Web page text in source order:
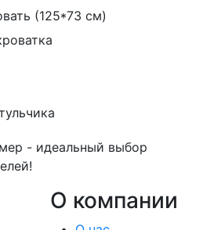
(125*73 см)
- идеальный выбор
О компании